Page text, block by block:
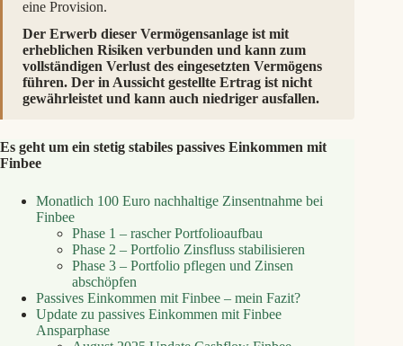
eine Provision.
Der Erwerb dieser Vermögensanlage ist mit
erheblichen Risiken verbunden und kann zum
vollständigen Verlust des eingesetzten Vermögens
führen. Der in Aussicht gestellte Ertrag ist nicht
gewährleistet und kann auch niedriger ausfallen.
Es geht um ein stetig stabiles passives Einkommen mit
Finbee
Monatlich 100 Euro nachhaltige Zinsentnahme bei
Finbee
Phase 1 – rascher Portfolioaufbau
Phase 2 – Portfolio Zinsfluss stabilisieren
Phase 3 – Portfolio pflegen und Zinsen
abschöpfen
Passives Einkommen mit Finbee – mein Fazit?
Update zu passives Einkommen mit Finbee
Ansparphase